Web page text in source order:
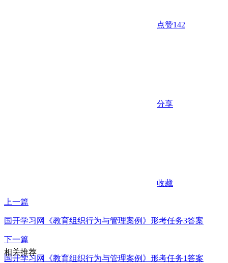
点赞142
分享
收藏
上一篇
国开学习网《教育组织行为与管理案例》形考任务3答案
下一篇
国开学习网《教育组织行为与管理案例》形考任务1答案
相关推荐